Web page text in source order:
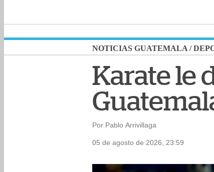
NOTICIAS GUATEMALA /
Karate le
Por Pablo Arrivillaga
05 de agosto de 2026, 23:59